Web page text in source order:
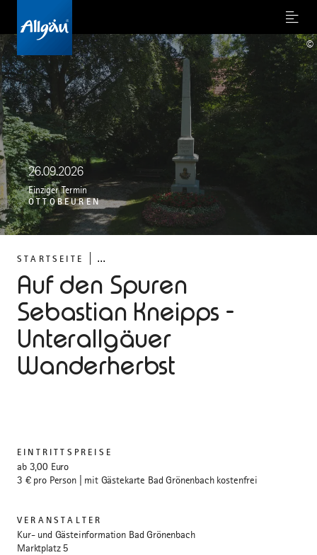
Menu
STARTSEITE ...
Auf den Spuren
Sebastian Kneipps -
Unterallgäuer
Wanderherbst
26.09.2026
Einziger Termin
OTTOBEUREN
©
EINTRITTSPREISE
ab 3,00 Euro
3 € pro Person | mit Gästekarte Bad Grönenbach kostenfrei
VERANSTALTER
Kur- und Gästeinformation Bad Grönenbach
Marktplatz 5